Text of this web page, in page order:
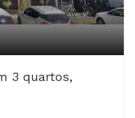
3 quartos,